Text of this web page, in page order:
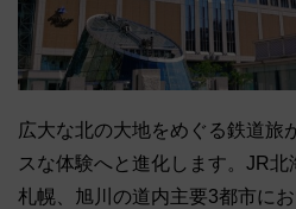
広大な北の大地をめぐる鉄道旅
スな体験へと進化します。JR北
札幌、旭川の道内主要3都市に